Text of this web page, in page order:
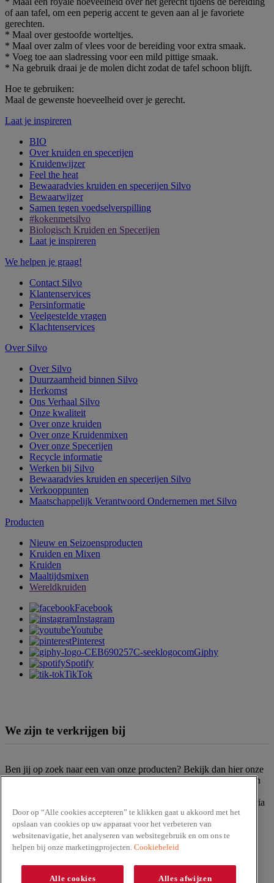
of aan tafel, om een peperig accent te geven aan al je favoriete
gerechten.
* Maal over gestoofde worteltjes.
* Maal over zalm of vlees voor de bereiding voor extra smaak.
* Voeg toe aan sladressing voor een mild pittige smaak.
* Na gebruik draai je de molen dicht zodat de tafel schoon blijft.
Hoe te gebruiken:
Maal de gewenste hoeveelheid over je gerecht.
Laat je inspireren
BIO
Over kruiden en specerijen
Kruidenwijzer
Feel the heat
Bewaaradvies kruiden en specerijen Silvo
Bewaarwijzer
Samen tegen voedselverspilling
#kokenmetsilvo
Biologisch Kruiden en Specerijen
Laat je inspireren
We helpen je graag!
Contact Silvo
Klantenservices
Persinformatie
Veelgestelde vragen
Klachtenservices
Over Silvo
Over Silvo
Duurzaamheid binnen Silvo
Herkomst
Ons Verhaal Silvo
Onze kwaliteit
Over onze kruiden
Over onze Kruidenmixen
Over onze Specerijen
Recycle informatie
Werken bij Silvo
Bewaaradvies kruiden en specerijen Silvo
Verkooppunten
Maatschappelijk Verantwoord Ondernemen met Silvo
Producten
Nieuw en Seizoensproducten
Kruiden en Mixen
Kruiden
Maaltijdsmixen
Wereldkruiden
Facebook
Instagram
Youtube
Pinterest
Giphy
Spotify
TikTok
We zijn te verkrijgen bij
Ben jij op zoek naar een van onze producten? Bekijk dan hier onze
verkooppunten. Het assortiment kan per filiaal en supermarktketen
. Of bestel het product via
de servicebalie van een van de supermarktketens.
Vraag?Zoek in veelgestelde vragenofneem contact met ons op
Door op “Alle cookies accepteren” te klikken gaat u akkoord met het
opslaan van cookies op uw apparaat voor het verbeteren van
websitenavigatie, het analyseren van websitegebruik en om ons te
helpen bij onze marketingprojecten. Cookiebeleid
Alle cookies Alles afwijzen